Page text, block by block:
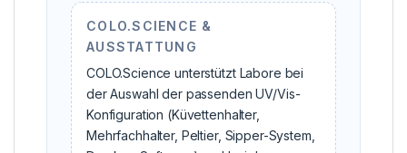
COLO.SCIENCE &
AUSSTATTUNG
COLO.Science unterstützt Labore bei
der Auswahl der passenden UV/Vis-
Konfiguration (Küvettenhalter,
Mehrfachhalter, Peltier, Sipper-System,